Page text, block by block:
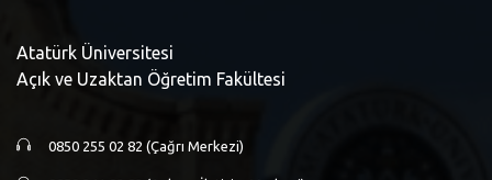
Atatürk Üniversitesi
Açık ve Uzaktan Öğretim Fakültesi
0850 255 02 82 (Çağrı Merkezi)